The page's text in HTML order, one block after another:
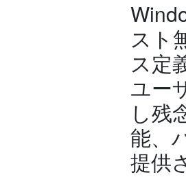
スト
ス定
ユー
し残
能、
提供